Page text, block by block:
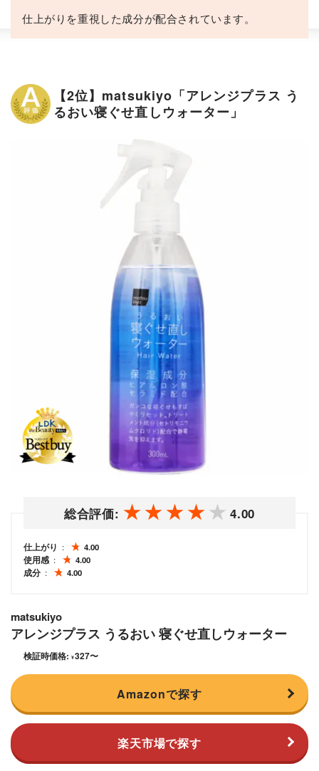
仕上がりを重視した成分が配合されています。
【2位】matsukiyo「アレンジプラス う
るおい寝ぐせ直しウォーター」
総合評価: 4.00
仕上がり
4.00
使用感
4.00
成分
4.00
matsukiyo
アレンジプラス うるおい 寝ぐせ直しウォーター
検証時価格: ¥327〜
Amazonで探す
楽天市場で探す